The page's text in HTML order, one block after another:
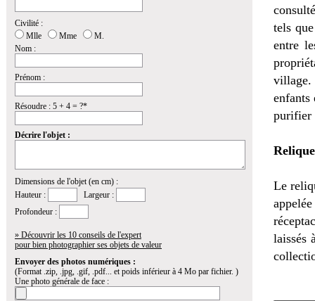
Civilité :
Mlle
Mme
M.
Nom :
Prénom :
Résoudre : 5 + 4 = ?*
Décrire l'objet :
Dimensions de l'objet (en cm) :
Hauteur :
Largeur :
Profondeur :
» Découvrir les 10 conseils de l'expert
pour bien photographier ses objets de valeur
Envoyer des photos numériques :
(Format .zip, .jpg, .gif, .pdf... et poids inférieur à 4 Mo par fichier. )
Une photo générale de face :
tels
entre
village.
enfants
purifier
Le
laissés